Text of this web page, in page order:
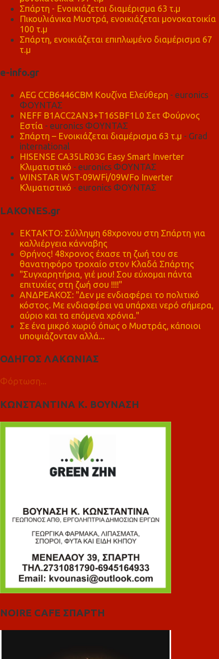
Σπάρτη - Ενοικιάζεται διαμέρισμα 63 τ.μ
Πικουλιάνικα Μυστρά, ενοικιάζεται μονοκατοικία
100 τ.μ
Σπάρτη, ενοικιάζεται επιπλωμένο διαμέρισμα 67
τ.μ
e-info.gr
AEG CCB6446CBM Κουζίνα Ελεύθερη - euronics
ΦΟΥΝΤΑΣ
NEFF B1ACC2AN3+T16SBF1L0 Σετ Φούρνος
Εστία - euronics ΦΟΥΝΤΑΣ
Σπάρτη – Ενοικιάζεται διαμέρισμα 63 τ.μ - Grad
international
HISENSE CA35LR03G Easy Smart Inverter
Κλιματιστικό - euronics ΦΟΥΝΤΑΣ
WINSTAR WST-09WFi/09WFo Inverter
Κλιματιστικό - euronics ΦΟΥΝΤΑΣ
LAKONES.gr
ΕΚΤΑΚΤΟ: Σύλληψη 68χρονου στη Σπάρτη για
καλλιέργεια κάνναβης
Θρήνος! 48χρονος έχασε τη ζωή του σε
θανατηφόρο τροχαίο στον Κλαδά Σπάρτης
"Συγχαρητήρια, γιέ μου! Σου εύχομαι πάντα
επιτυχίες στη ζωή σου !!!!"
ΑΝΔΡΕΑΚΟΣ: "Δεν με ενδιαφέρει το πολιτικό
κόστος. Με ενδιαφέρει να υπάρχει νερό σήμερα,
αύριο και τα επόμενα χρόνια."
Σε ένα μικρό χωριό όπως ο Μυστράς, κάποιοι
υποψιάζονταν αλλά...
ΟΔΗΓΟΣ ΛΑΚΩΝΙΑΣ
Φόρτωση...
ΚΩΝΣΤΑΝΤΙΝΑ Κ. ΒΟΥΝΑΣΗ
NOIRE CAFE ΣΠΑΡΤΗ